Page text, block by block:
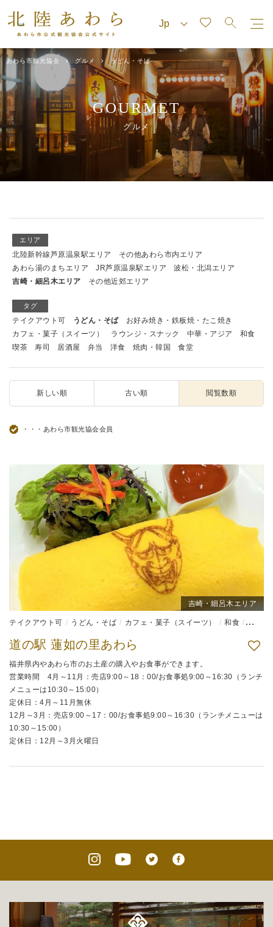
あわら市観光協会 グルメ うどん・そば
GOURMET
グルメ
エリア
北陸新幹線芦原温泉駅エリア
その他あわら市内エリア
あわら湯のまちエリア
JR芦原温泉駅エリア
波松・北潟エリア
吉崎・細呂木エリア
その他近郊エリア
タグ
テイクアウト可 うどん・そば
お好み焼き・鉄板焼・たこ焼き
カフェ・菓子（スイーツ）
ラウンジ・スナック 中華・アジア
和食
喫茶
寿司 居酒屋 弁当 洋食 焼肉・韓国 食堂
新しい順 古い順 閲覧数順
・・・あわら市観光協会会員
吉崎・細呂木エリア
テイクアウト可 うどん・そば カフェ・菓子（スイーツ） 和食 弁当
道の駅 蓮如の里あわら
福井県内やあわら市のお土産の購入やお食事ができます。
営業時間 4月～11月：売店9:00～18：00/お食事処9:00～16:30（ランチ
メニューは10:30～15:00）
定休日：4月～11月無休
12月～3月：売店9:00～17：00/お食事処9:00～16:30（ランチメニューは
10:30～15:00）
定休日：12月～3月火曜日